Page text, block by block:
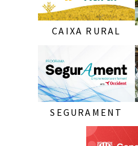
CAIXA RURAL
SEGURAMENT